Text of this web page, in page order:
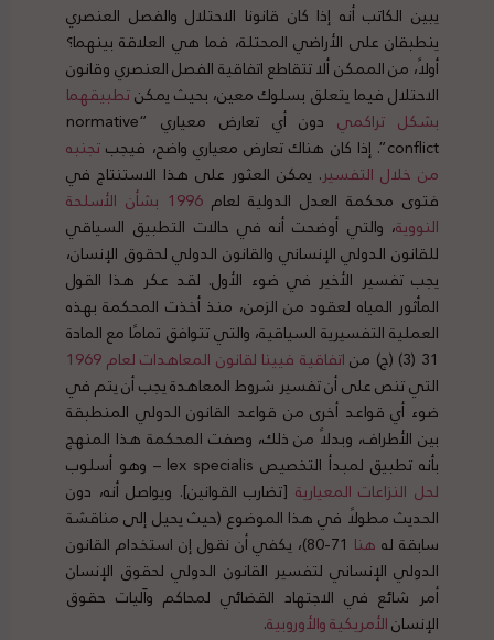
يبين الكاتب أنه إذا كان قانونا الاحتلال والفصل العنصري
ينطبقان على الأراضي المحتلة، فما هي العلاقة بينهما؟
أولاً، من الممكن ألا تتقاطع اتفاقية الفصل العنصري وقانون
الاحتلال فيما يتعلق بسلوك معين، بحيث يمكنتطبيقهما
بشكل تراكمي
دون أي تعارض معياري “normative
conflict”. إذا كان هناك تعارض معياري واضح، فيجب
تجنبه
من خلال التفسير. يمكن العثور على هذا الاستنتاج في
فتوى محكمة العدل الدولية لعام
1996 بشأن الأسلحة
النووية، والتي أوضحت أنه في حالات التطبيق السياقي
للقانون الدولي الإنساني والقانون الدولي لحقوق الإنسان،
يجب تفسير الأخير في ضوء الأول. لقد عكر هذا القول
المأثور المياه لعقود من الزمن، منذ أخذت المحكمة بهذه
العملية التفسيرية السياقية، والتي تتوافق تمامًا مع المادة
31 (3) (ج) من
اتفاقية فيينا لقانون المعاهدات لعام 1969
التي تنص على أن تفسير شروط المعاهدة يجب أن يتم في
ضوء أي قواعد أخرى من قواعد القانون الدولي المنطبقة
بين الأطراف، وبدلاً من ذلك، وصفت المحكمة هذا المنهج
بأنه تطبيق لمبدأ التخصيص lex specialis – وهو أسلوب
لحل النزاعات المعيارية [تضارب القوانين]. ويواصل أنه، دون
الحديث مطولًا في هذا الموضوع (حيث يحيل إلى مناقشة
سابقة له هنا
71-80)، يكفي أن نقول إن استخدام القانون
الدولي الإنساني لتفسير القانون الدولي لحقوق الإنسان
أمر شائع في الاجتهاد القضائي لمحاكم وآليات حقوق
الإنسانالأمريكيةوالأوروبية.